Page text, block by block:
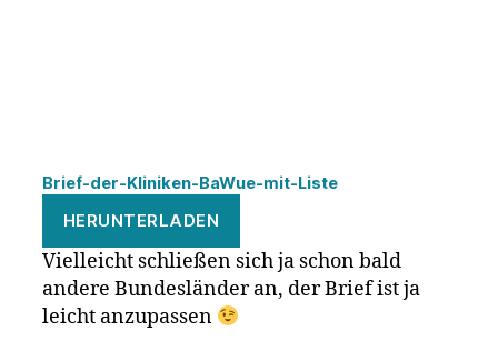
Brief-der-Kliniken-BaWue-mit-Liste
HERUNTERLADEN
Vielleicht schließen sich ja schon bald
andere Bundesländer an, der Brief ist ja
leicht anzupassen